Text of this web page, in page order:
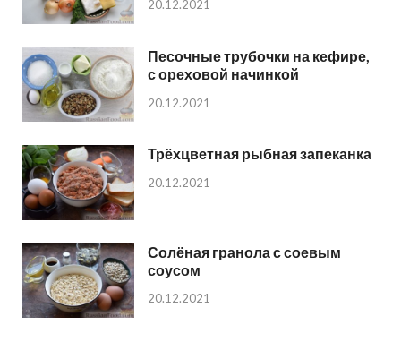
20.12.2021
Песочные трубочки на кефире,
с ореховой начинкой
20.12.2021
Трёхцветная рыбная запеканка
20.12.2021
Солёная гранола с соевым
соусом
20.12.2021